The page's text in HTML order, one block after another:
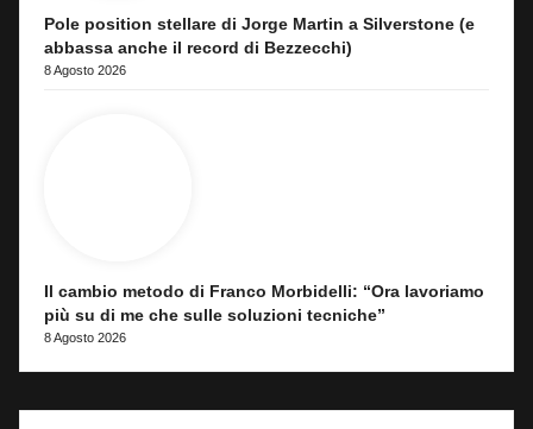
Pole position stellare di Jorge Martin a Silverstone (e
abbassa anche il record di Bezzecchi)
8 Agosto 2026
Il cambio metodo di Franco Morbidelli: “Ora lavoriamo
più su di me che sulle soluzioni tecniche”
8 Agosto 2026